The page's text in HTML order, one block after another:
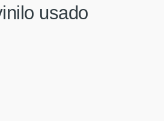
usado